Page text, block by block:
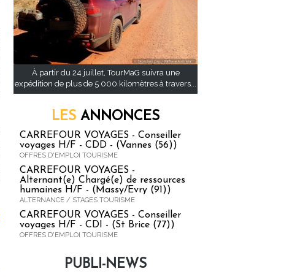
À partir du 24 juillet, TourMaG suivra une
expédition de plus de 5 000 kilomètres à travers...
LES ANNONCES
CARREFOUR VOYAGES - Conseiller
voyages H/F - CDD - (Vannes (56))
OFFRES D'EMPLOI TOURISME
CARREFOUR VOYAGES -
Alternant(e) Chargé(e) de ressources
humaines H/F - (Massy/Evry (91))
ALTERNANCE / STAGES TOURISME
CARREFOUR VOYAGES - Conseiller
voyages H/F - CDI - (St Brice (77))
OFFRES D'EMPLOI TOURISME
PUBLI-NEWS